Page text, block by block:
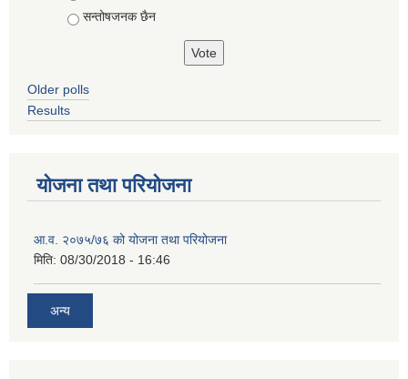
सन्तोषजनक छैन
Older polls
Results
योजना तथा परियोजना
आ.व. २०७५/७६ को योजना तथा परियोजना
मिति: 08/30/2018 - 16:46
अन्य